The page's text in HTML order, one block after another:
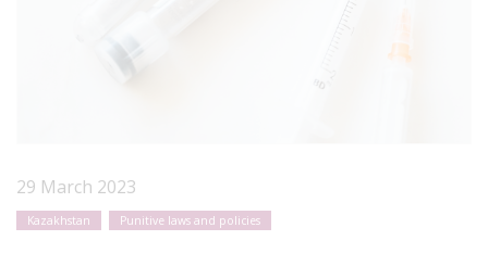
29 March 2023
Kazakhstan Punitive laws and policies